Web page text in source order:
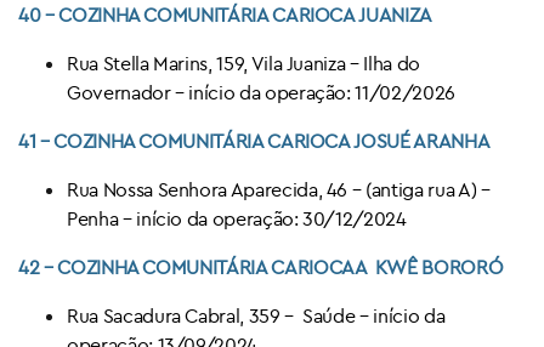
40 – COZINHA COMUNITÁRIA CARIOCA JUANIZA
Rua Stella Marins, 159, Vila Juaniza – Ilha do
Governador – início da operação: 11/02/2026
41 – COZINHA COMUNITÁRIA CARIOCAJOSUÉ ARANHA
Rua Nossa Senhora Aparecida, 46 – (antiga rua A) –
Penha – início da operação: 30/12/2024
42 –COZINHA COMUNITÁRIA CARIOCAA KWÊ BORORÓ
Rua Sacadura Cabral, 359 – Saúde – início da